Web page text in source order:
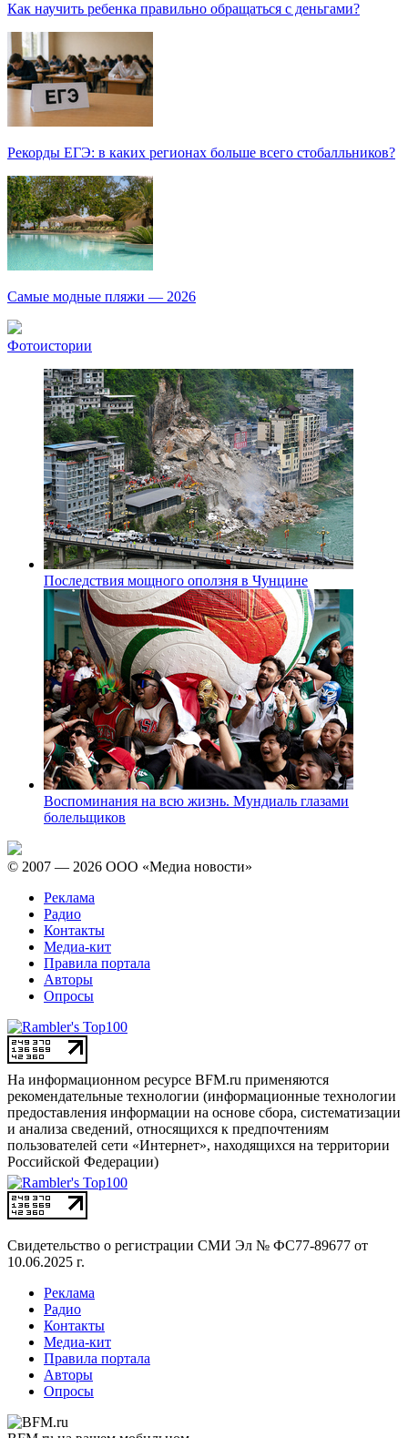
Как научить ребенка правильно обращаться с деньгами?
Рекорды ЕГЭ: в каких регионах больше всего стобалльников?
Самые модные пляжи — 2026
Фотоистории
Последствия мощного оползня в Чунцине
Воспоминания на всю жизнь. Мундиаль глазами
болельщиков
© 2007 — 2026 ООО «Медиа новости»
Реклама
Радио
Контакты
Медиа-кит
Правила портала
Авторы
Опросы
На информационном ресурсе BFM.ru применяются
рекомендательные технологии (информационные технологии
предоставления информации на основе сбора, систематизации
и анализа сведений, относящихся к предпочтениям
пользователей сети «Интернет», находящихся на территории
Российской Федерации)
Свидетельство о регистрации СМИ Эл № ФС77-89677 от
10.06.2025 г.
Реклама
Радио
Контакты
Медиа-кит
Правила портала
Авторы
Опросы